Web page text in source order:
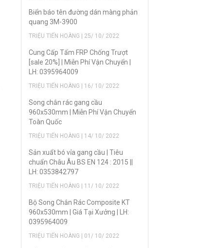
Biển báo tên đường dán màng phản
quang 3M-3900
TRIỆU TIẾN HOÀNG | 25/ 10/ 2022
Cung Cấp Tấm FRP Chống Trượt
[sale 20%] | Miễn Phí Vận Chuyển |
LH: 0395964009
TRIỆU TIẾN HOÀNG | 16/ 10/ 2022
Song chắn rác gang cầu
960x530mm | Miễn Phí Vận Chuyển
Toàn Quốc
TRIỆU TIẾN HOÀNG | 14/ 10/ 2022
Sản xuẩt bó vỉa gang cầu | Tiêu
chuẩn Châu Âu BS EN 124 : 2015 ||
LH: 0353842797
TRIỆU TIẾN HOÀNG | 11/ 10/ 2022
Bộ Song Chắn Rác Composite KT
960x530mm | Giá Tại Xưởng | LH:
0395964009
TRIỆU TIẾN HOÀNG | 01/ 10/ 2022